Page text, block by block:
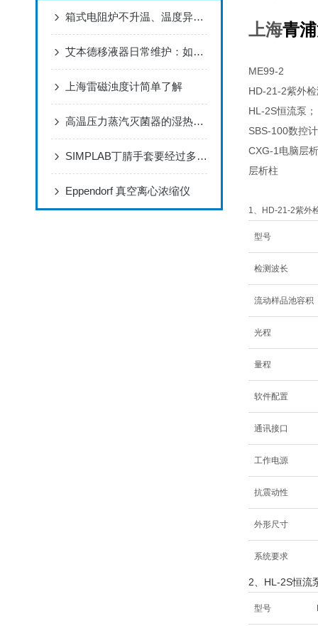
箱式电阻炉不升温、温度异常怎么办？
艾本德移液器日常维护：如何正确拆卸、组装
上海雷磁浊度计简单了解
高温压力蒸汽灭菌器的湿热灭菌原理与压力容器安全设计
SIMPLAB丁腈手套要经过多少测试和检验？
Eppendorf 真空离心浓缩仪
上海青
ME99-2
HD-21-2紫外
HL-2S恒流泵；
SBS-100数控
CXG-1电脑层
层析柱
1、HD-21-2紫外
型号
检测波长
流动样品池容积
光程
量程
软件配置
通讯接口
工作电源
抗震动性
外形尺寸
系统要求
2、HL-2S恒流
型号